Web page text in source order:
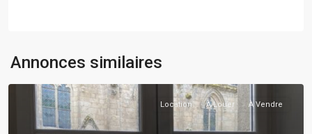
Annonces similaires
Location À Louer À Vendre